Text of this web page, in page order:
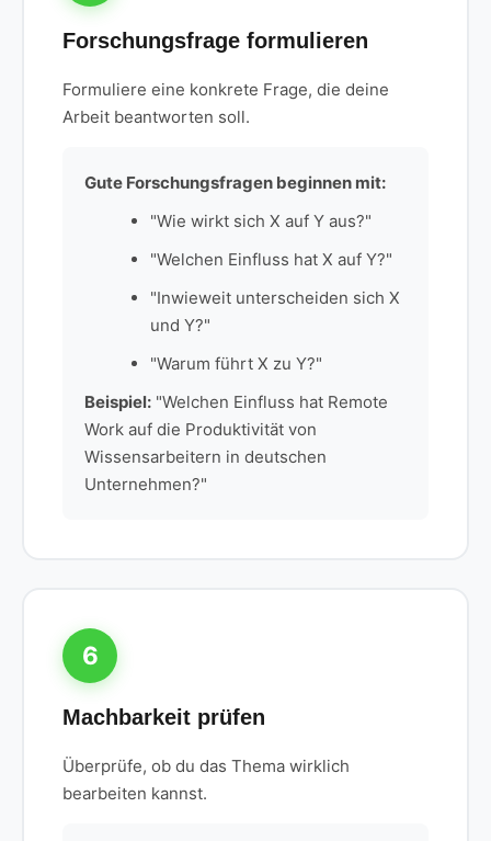
Forschungsfrage formulieren
Formuliere eine konkrete Frage, die deine
Arbeit beantworten soll.
Gute Forschungsfragen beginnen mit:
"Wie wirkt sich X auf Y aus?"
"Welchen Einfluss hat X auf Y?"
"Inwieweit unterscheiden sich X
und Y?"
"Warum führt X zu Y?"
Beispiel: "Welchen Einfluss hat Remote
Work auf die Produktivität von
Wissensarbeitern in deutschen
Unternehmen?"
6
Machbarkeit prüfen
Überprüfe, ob du das Thema wirklich
bearbeiten kannst.